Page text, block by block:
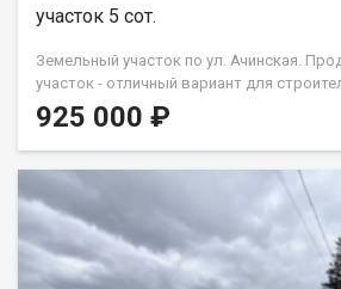
участок 5 сот.
Земельный участок по ул. Ачинская.
участок - отличный вариант для
прямоугольной формы с заездом с ул.
использовать для строительства
авто ( легко помещается 3 легковых
подведена вода и электричество, также
Благодаря заезду на участке очень
оформлении ипотеки на максимально
Возможен обмен на вашу
в рассрочку. При звонке, пожалуйста,
925 000 ₽